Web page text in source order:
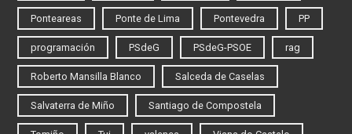
Ponteareas Ponte de Lima Pontevedra PP
programación PSdeG PSdeG-PSOE rag
Roberto Mansilla Blanco Salceda de Caselas
Salvaterra de Miño Santiago de Compostela